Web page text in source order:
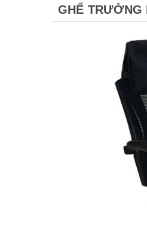
GHẾ TRƯỞNG